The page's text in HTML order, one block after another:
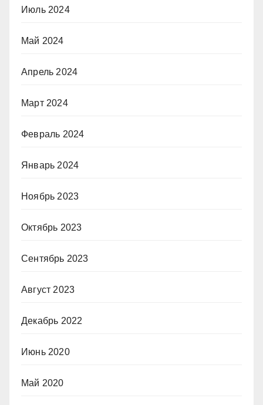
Июль 2024
Май 2024
Апрель 2024
Март 2024
Февраль 2024
Январь 2024
Ноябрь 2023
Октябрь 2023
Сентябрь 2023
Август 2023
Декабрь 2022
Июнь 2020
Май 2020